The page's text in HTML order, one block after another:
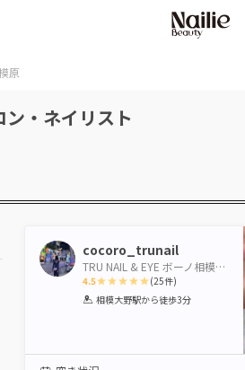
原
・ネイリスト
cocoro_trunail
TRU NAIL & EYE ボーノ相模大野店 【トゥルーネイル＆アイ】
4.5
1 2 3 4 5
(25件)
相模大野駅から徒歩3分